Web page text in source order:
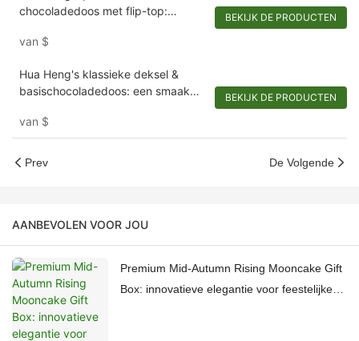
chocoladedoos met flip-top:
vleugje elegantie
van $
BEKIJK DE PRODUCTEN
Hua Heng's klassieke deksel &
basischocoladedoos: een smaak
van $
BEKIJK DE PRODUCTEN
Prev De Volgende
AANBEVOLEN VOOR JOU
Premium Mid-Autumn Rising Mooncake Gift
Box: innovatieve elegantie voor feestelijke